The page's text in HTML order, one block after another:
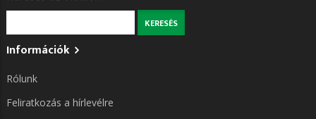
Információk
Rólunk
Feliratkozás a hírlevélre